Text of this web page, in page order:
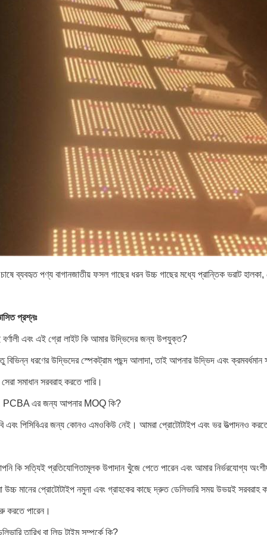
ব্যবহৃত পণ্য বাগানজাতীয় ফসল গাছের ধরন উচ্চ গাছের মধ্যে প্রান্তিক ভরাট
প্রশ্নঃ
এবং এই গ্রো লাইট কি আমার উদ্ভিদের জন্য উপযুক্ত?
ধরণের উদ্ভিদের স্পেকট্রাম পছন্দ আলাদা, তাই আপনার উদ্ভিদ এবং ক্রমবর্ধমান
সমাধান সরবরাহ করতে পারি।
এর জন্য আপনার MOQ কি?
এবং পিসিবিএর জন্য কোনও এমওকিউ নেই। আমরা প্রোটোটাইপ এবং ভর উত্পাদনও
কি সত্যিই প্রতিযোগিতামূলক উপাদান খুঁজে পেতে পারেন এবং আমার নির্ভরযোগ্য
মানের প্রোটোটাইপ নমুনা এবং গ্রাহকের কাছে দ্রুত ডেলিভারি সময় উভয়ই সরবরাহ
করতে পারেন।
তারিখ বা লিড টাইম সম্পর্কে কি?